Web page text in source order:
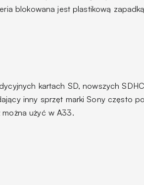
blokowana jest plastikową
kartach SD, nowszych
inny sprzęt marki Sony często
użyć w A33.